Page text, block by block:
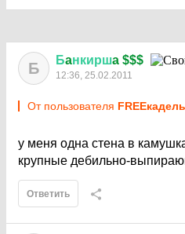
Б Бaнкиршa $$$
12:36, 25.02.2011
От пользователя
у меня одна стена в
крупные дебильно-
Ответить